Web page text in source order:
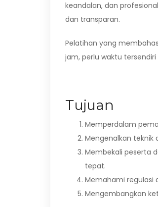
keandalan, dan
dan transparan.
Pelatihan yang
jam, perlu waktu
Tujuan
Memperdalam
Mengenalkan teknik
Membekali peserta
tepat.
Memahami regulasi
Mengembangkan